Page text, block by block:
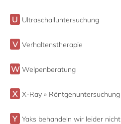
U Ultraschalluntersuchung
V Verhaltenstherapie
W Welpenberatung
X X-Ray » Röntgenuntersuchung
Y Yaks behandeln wir leider nicht